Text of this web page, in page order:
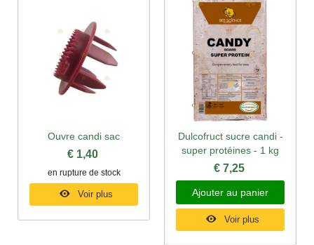
Ouvre candi sac
€ 1,40
en rupture de stock
Voir plus
Dulcofruct sucre candi -
super protéines - 1 kg
€ 7,25
Ajouter au panier
Voir plus